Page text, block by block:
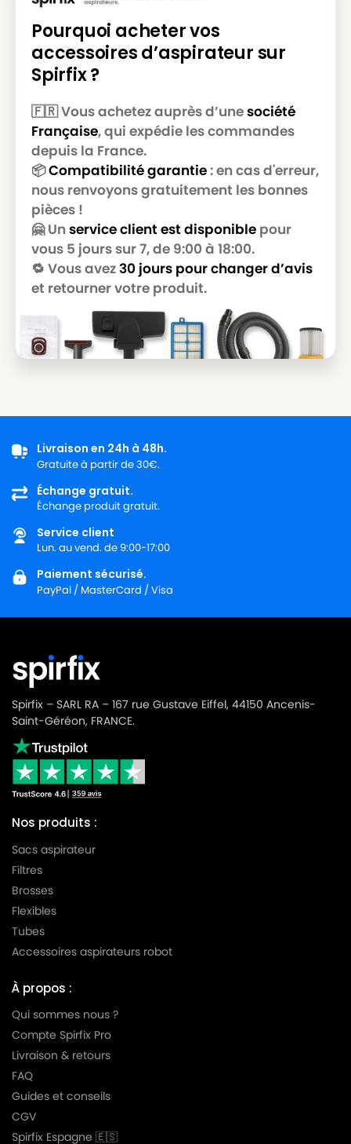
Pourquoi acheter vos
accessoires d’aspirateur sur
Spirfix ?
🇫🇷 Vous achetez auprès d’unesociété
Française, qui expédie les commandes
depuis la France.
📦Compatibilité garantie: en cas d'erreur,
nous renvoyons gratuitement les bonnes
pièces !
🤗 Un service client est disponible pour
vous 5 jours sur 7, de 9:00 à 18:00.
🔁 Vous avez30 jours pour changer d’avis
et retourner votre produit.
Livraison en 24h à 48h.
Gratuite à partir de 30€.
Échange gratuit.
Échange produit gratuit.
Service client
Lun. au vend. de 9:00-17:00
Paiement sécurisé.
PayPal / MasterCard / Visa
Spirfix – SARL RA – 167 rue Gustave Eiffel, 44150 Ancenis-
Saint-Géréon, FRANCE.
Nos produits :
Sacs aspirateur
Filtres
Brosses
Flexibles
Tubes
Accessoires aspirateurs robot
À propos :
Qui sommes nous ?
Compte Spirfix Pro
Livraison & retours
FAQ
Guides et conseils
CGV
Spirfix Espagne 🇪🇸